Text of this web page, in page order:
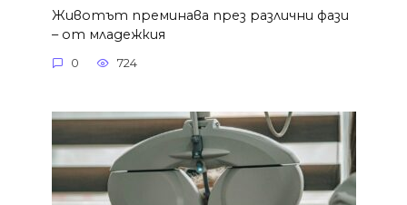
Животът преминава през различни фази
– от младежкия
0 724